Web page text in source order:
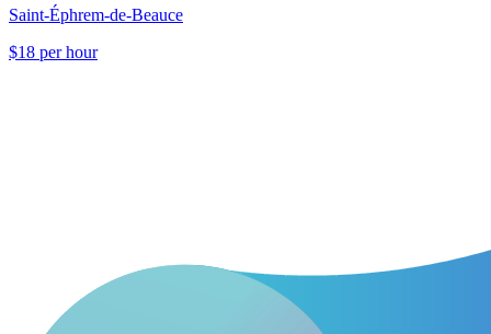
Saint-Éphrem-de-Beauce
$18 per hour